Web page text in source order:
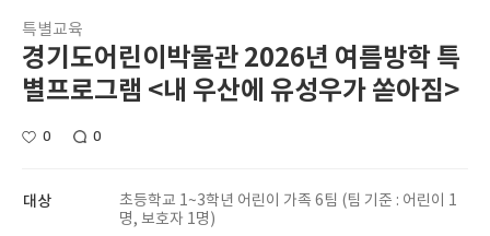
특별교육
경기도어린이박물관 2026년 여름방학 특
별프로그램 <내 우산에 유성우가 쏟아짐>
0 0
대상
초등학교 1~3학년 어린이 가족 6팀 (팀 기준 : 어린이 1
명, 보호자 1명)